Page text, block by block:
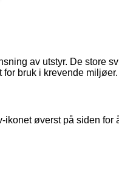
av utstyr. De store
bruk i krevende miljøer.
øverst på siden for